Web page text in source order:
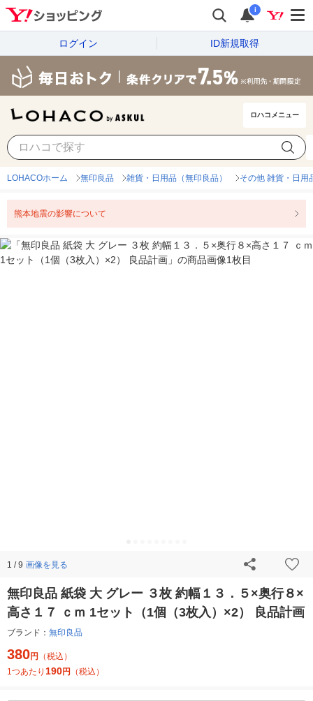
i
ログイン ID新規取得
ロハコメニュー
LOHACOホーム 無印良品 雑貨・日用品（無印良品） その他 雑貨・日用
熊本地震の影響について
1 / 9 画像を見る
無印良品 紙袋 大 グレー ３枚 約幅１３．５×奥行８×
高さ１７ ｃｍ 1セット（1個（3枚入）×2） 良品計画
ブランド： 無印良品
380円
（税込）
1つあたり 190円 （税込）